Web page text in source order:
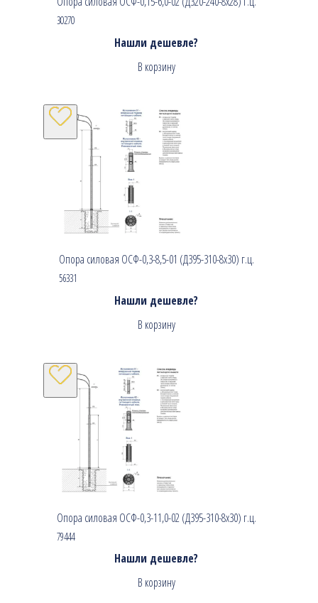
30270
Нашли дешевле?
В корзину
Опора силовая ОСФ-0,3-8,5-01 (Д395-310-8х30) г.ц.
56331
Нашли дешевле?
В корзину
Опора силовая ОСФ-0,3-11,0-02 (Д395-310-8х30) г.ц.
79444
Нашли дешевле?
В корзину